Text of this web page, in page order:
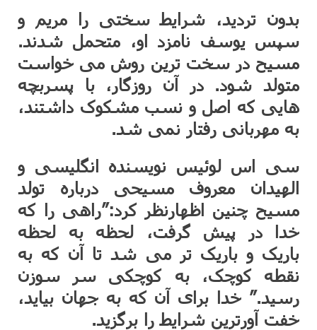
بدون تردید، شرایط سختی را مریم و
سپس یوسف نامزد او، متحمل شدند.
مسیح در سخت ترین روش می خواست
متولد شود. در آن روزگار، با پسربچه
هایی که اصل و نسب مشکوک داشتند،
به مهربانی رفتار نمی شد.
سی اس لوئیس نویسنده انگلیسی و
الهیدان معروف مسیحی درباره تولد
مسیح چنین اظهارنظر کرد:”راهی را که
خدا در پیش گرفت، لحظه به لحظه
باریک و باریک تر می شد تا آن که به
نقطه کوچک، به کوچکی سر سوزن
رسید.” خدا برای آن که به جهان بیاید،
خفت آورترین شرایط را برگزید.